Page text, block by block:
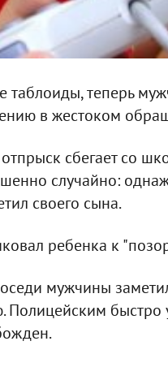
теперь
в жестоком
сбегает со
случайно:
своего сына.
ребенка к
мужчины
быстро